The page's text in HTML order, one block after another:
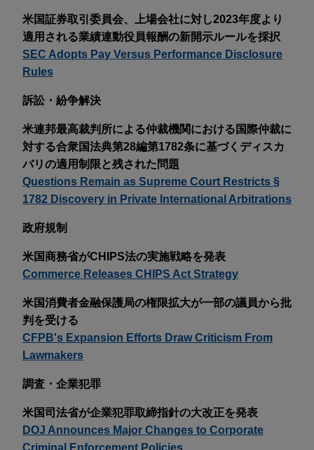
米国証券取引委員会、上場会社に対し2023年度より
適用される業績連動役員報酬の新開示ルールを採択
SEC Adopts Pay Versus Performance Disclosure
Rules
訴訟・紛争解決
米連邦最高裁判所による仲裁機関における国際仲裁に
対する合衆国法典第28編第1782条に基づくディスカ
バリの適用制限と残された問題
Questions Remain as Supreme Court Restricts §
1782 Discovery in Private International Arbitrations
政府規制
米国商務省がCHIPS法の実施戦略を発表
Commerce Releases CHIPS Act Strategy
米国消費者金融保護局の権限拡大が一部の議員から批
判を受ける
CFPB's Expansion Efforts Draw Criticism From
Lawmakers
調査・企業犯罪
米国司法省が企業犯罪取締指針の大改正を発表
DOJ Announces Major Changes to Corporate
Criminal Enforcement Policies